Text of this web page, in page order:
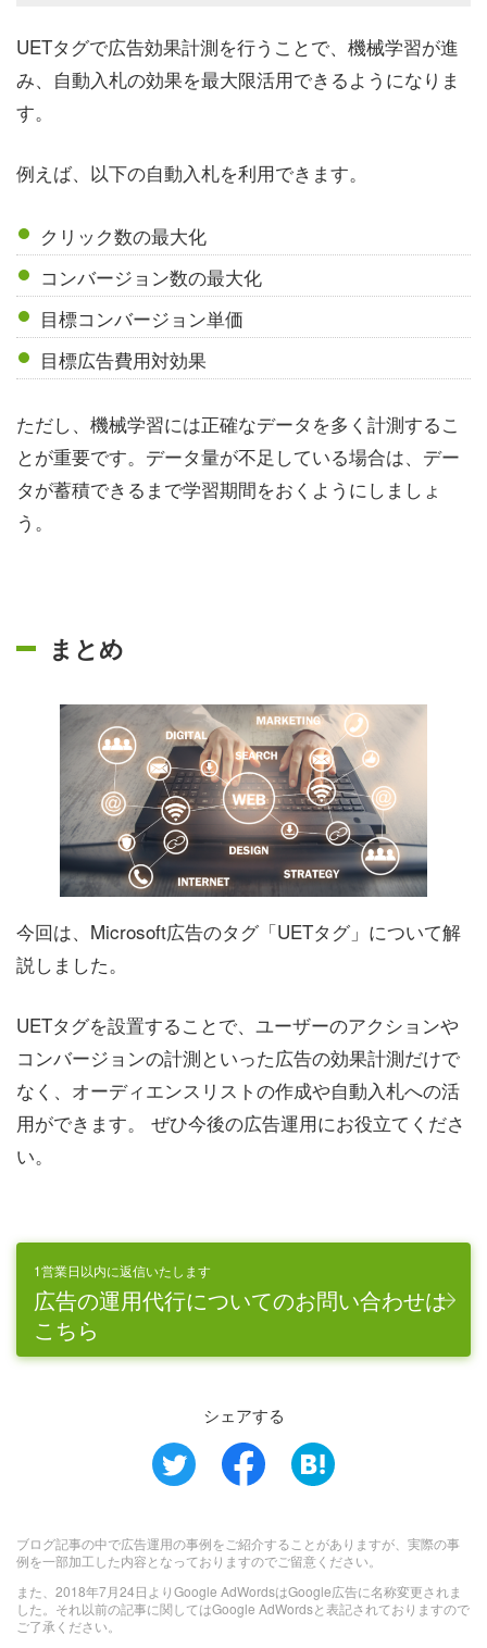
UETタグで広告効果計測を行うことで、機械学習が進
み、自動入札の効果を最大限活用できるようになりま
す。
例えば、以下の自動入札を利用できます。
クリック数の最大化
コンバージョン数の最大化
目標コンバージョン単価
目標広告費用対効果
ただし、機械学習には正確なデータを多く計測するこ
とが重要です。データ量が不足している場合は、デー
タが蓄積できるまで学習期間をおくようにしましょ
う。
まとめ
今回は、Microsoft広告のタグ「UETタグ」について解
説しました。
UETタグを設置することで、ユーザーのアクションや
コンバージョンの計測といった広告の効果計測だけで
なく、オーディエンスリストの作成や自動入札への活
用ができます。 ぜひ今後の広告運用にお役立てくださ
い。
1営業日以内に返信いたします
広告の運用代行についてのお問い合わせは
こちら
シェアする
ブログ記事の中で広告運用の事例をご紹介することがありますが、実際の事
例を一部加工した内容となっておりますのでご留意ください。
また、2018年7月24日よりGoogle AdWordsはGoogle広告に名称変更されま
した。それ以前の記事に関してはGoogle AdWordsと表記されておりますので
ご了承ください。